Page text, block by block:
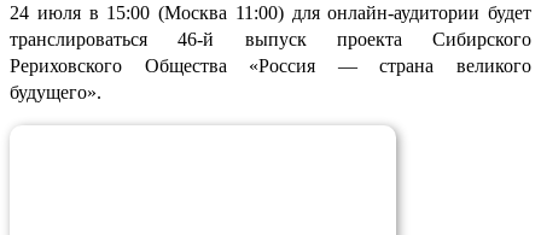
24 июля в 15:00 (Москва 11:00) для онлайн-аудитории будет
транслироваться 46-й выпуск проекта Сибирского
Рериховского Общества «Россия — страна великого
будущего».